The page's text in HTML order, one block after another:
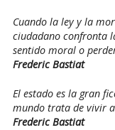
Cuando la ley y la
ciudadano confronta
sentido moral o
Frederic Bastiat
El estado es la gran
mundo trata de vivir
Frederic Bastiat